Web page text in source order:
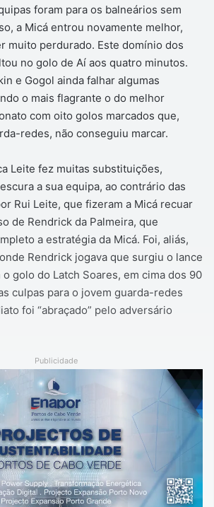
foram para os balneários sem
a Micá entrou novamente melhor,
muito perdurado. Este domínio dos
no golo de Aí aos quatro minutos.
e Gogol ainda falhar algumas
o mais flagrante o do melhor
com oito golos marcados que,
redes, não conseguiu marcar.
Leite fez muitas substituições,
a sua equipa, ao contrário das
Rui Leite, que fizeram a Micá recuar
de Rendrick da Palmeira, que
a estratégia da Micá. Foi, aliás,
Rendrick jogava que surgiu o lance
golo do Latch Soares, em cima dos 90
culpas para o jovem guarda-redes
foi “abraçado” pelo adversário
Publicidade